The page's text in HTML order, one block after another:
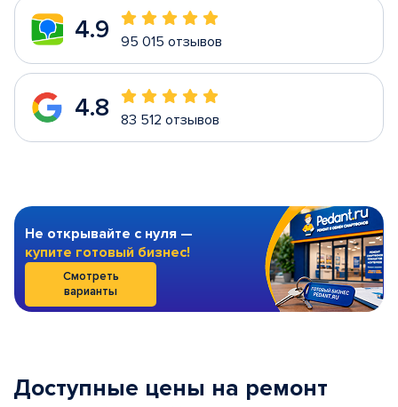
4.9 95 015 отзывов
4.8 83 512 отзывов
Не открывайте с нуля —
купите готовый бизнес!
Смотреть
варианты
Доступные цены на ремонт